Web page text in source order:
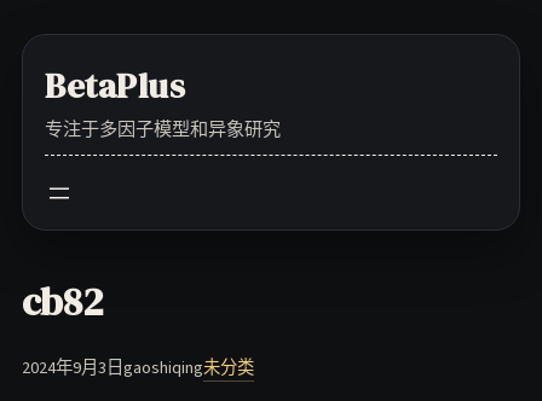
contentBetaPlus
专注于多因子模型和异象研究
cb82
2024年9月3日gaoshiqing未分类